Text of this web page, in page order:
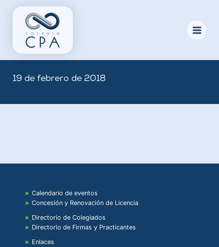
19 de febrero de 2018
Calendario de eventos
Concesión y Renovación de Licencia
Directorio de Colegiados
Directorio de Firmas y Practicantes
Enlaces